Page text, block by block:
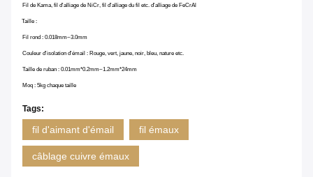
Fil de Kama, fil d'alliage de NiCr, fil d'alliage du fil etc. d'alliage de FeCrAl
Taille :
Fil rond : 0.018mm~3.0mm
Couleur d'isolation d'émail : Rouge, vert, jaune, noir, bleu, nature etc.
Taille de ruban : 0.01mm*0.2mm~1.2mm*24mm
Moq : 5kg chaque taille
Tags:
fil d'aimant d'émail fil émaux
câblage cuivre émaux